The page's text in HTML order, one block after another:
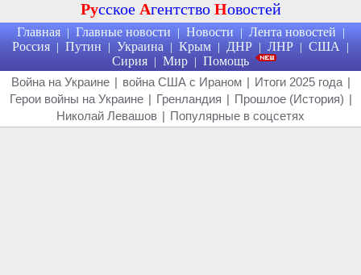
Русское Агентство Новостей
Главная | Главные новости | Новости | Лента новостей |
Россия | Путин | Украина | Крым | ДНР | ЛНР | США |
Сирия | Мир | Помощь
Война на Украине | война США с Ираном | Итоги 2025 года |
Герои войны на Украине | Гренландия | Прошлое (История) |
Николай Левашов | Популярные в соцсетях